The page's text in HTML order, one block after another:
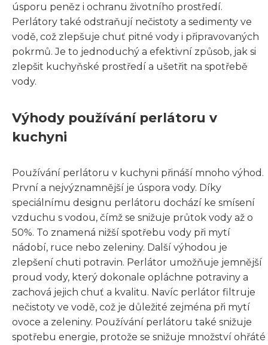
úsporu peněz i ochranu životního prostředí.
Perlátory také odstraňují nečistoty a sedimenty ve
vodě, což zlepšuje chuť pitné vody i připravovaných
pokrmů. Je to jednoduchý a efektivní způsob, jak si
zlepšit kuchyňské prostředí a ušetřit na spotřebě
vody.
Výhody používání perlátoru v
kuchyni
Používání perlátoru v kuchyni přináší mnoho výhod.
První a nejvýznamnější je úspora vody. Díky
speciálnímu designu perlátoru dochází ke smísení
vzduchu s vodou, čímž se snižuje průtok vody až o
50%. To znamená nižší spotřebu vody při mytí
nádobí, ruce nebo zeleniny. Další výhodou je
zlepšení chuti potravin. Perlátor umožňuje jemnější
proud vody, který dokonale opláchne potraviny a
zachová jejich chuť a kvalitu. Navíc perlátor filtruje
nečistoty ve vodě, což je důležité zejména při mytí
ovoce a zeleniny. Používání perlátoru také snižuje
spotřebu energie, protože se snižuje množství ohřáté